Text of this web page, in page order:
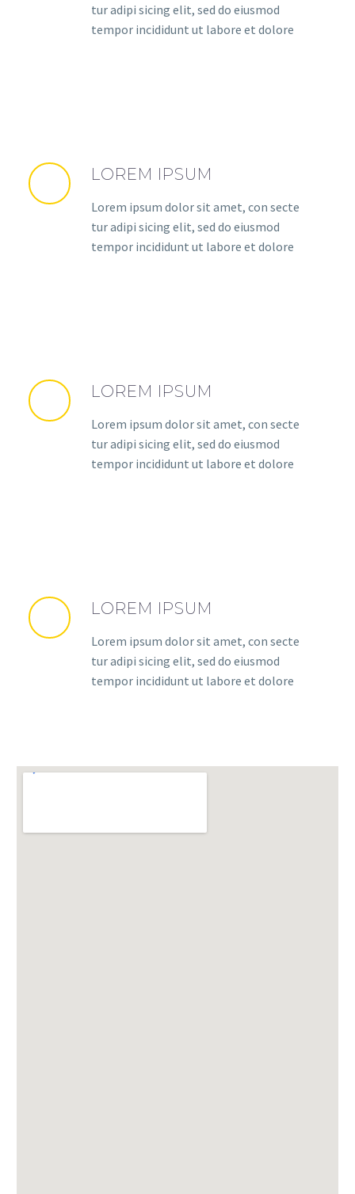
tur adipi sicing elit, sed do eiusmod
tempor incididunt ut labore et dolore
LOREM IPSUM
Lorem ipsum dolor sit amet, con secte
tur adipi sicing elit, sed do eiusmod
tempor incididunt ut labore et dolore
LOREM IPSUM
Lorem ipsum dolor sit amet, con secte
tur adipi sicing elit, sed do eiusmod
tempor incididunt ut labore et dolore
LOREM IPSUM
Lorem ipsum dolor sit amet, con secte
tur adipi sicing elit, sed do eiusmod
tempor incididunt ut labore et dolore